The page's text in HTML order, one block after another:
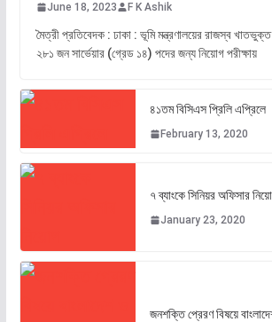
June 18, 2023 F K Ashik
মৈত্রী প্রতিবেদক : ঢাকা : ভূমি মন্ত্রণালয়ের রাজস্ব খাতভুক্ত
২৮১ জন সার্ভেয়ার (গ্রেড ১৪) পদের জন্য নিয়োগ পরীক্ষায়
৪১তম বিসিএস প্রিলি এপ্রিলে
February 13, 2020
৭ ব্যাংকে সিনিয়র অফিসার
January 23, 2020
জনশক্তি প্রেরণ বিষয়ে